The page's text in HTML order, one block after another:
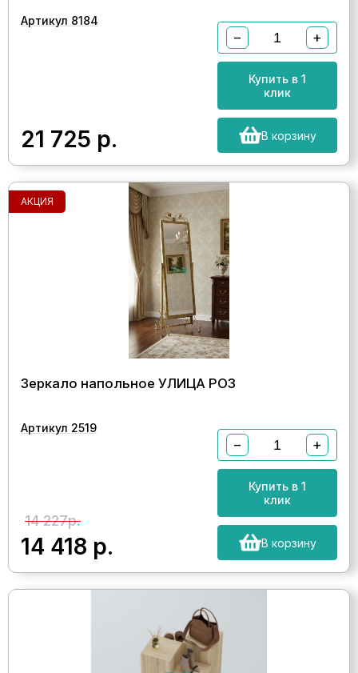
Артикул 8184
21 725 р.
− +
Купить в 1
клик
В корзину
АКЦИЯ
Зеркало напольное УЛИЦА РОЗ
Артикул 2519
14 227р.
14 418 р.
− +
Купить в 1
клик
В корзину